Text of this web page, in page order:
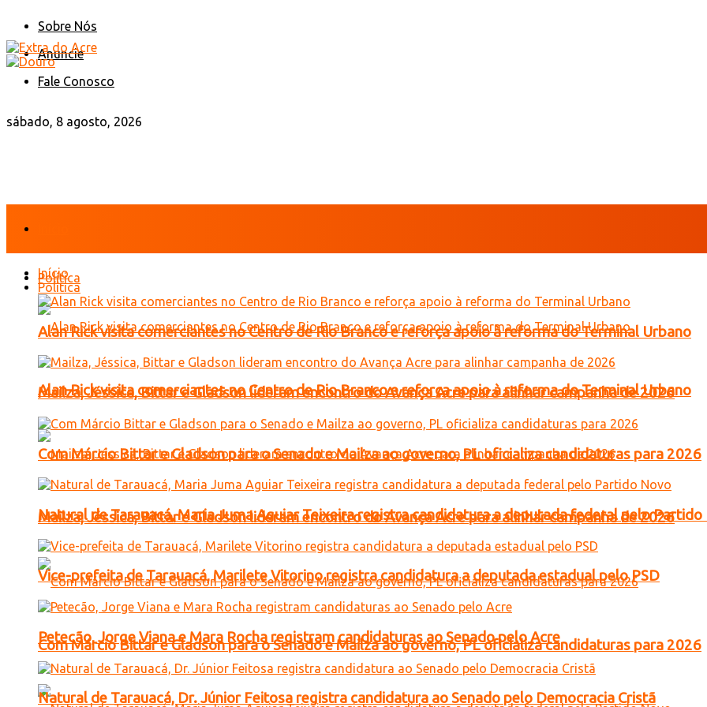
Sobre Nós
Anuncie
Fale Conosco
sábado, 8 agosto, 2026
Política
Alan Rick visita comerciantes no Centro de Rio Branco e reforça apoio à reforma do Terminal Urbano
Mailza, Jéssica, Bittar e Gladson lideram encontro do Avança Acre para alinhar campanha de 2026
Com Márcio Bittar e Gladson para o Senado e Mailza ao governo, PL oficializa candidaturas para 2026
Início
Política
Alan Rick visita comerciantes no Centro de Rio Branco e reforça apoio à reforma do Terminal Urbano
Mailza, Jéssica, Bittar e Gladson lideram encontro do Avança Acre para alinhar campanha de 2026
Com Márcio Bittar e Gladson para o Senado e Mailza ao governo, PL oficializa candidaturas para 2026
Natural de Tarauacá, Maria Juma Aguiar Teixeira registra candidatura a deputada federal pelo Partido
Vice-prefeita de Tarauacá, Marilete Vitorino registra candidatura a deputada estadual pelo PSD
Petecão, Jorge Viana e Mara Rocha registram candidaturas ao Senado pelo Acre
Natural de Tarauacá, Dr. Júnior Feitosa registra candidatura ao Senado pelo Democracia Cristã